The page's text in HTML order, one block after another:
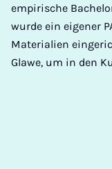
empirische
wurde ein eigener
Materialien
Glawe, um in den